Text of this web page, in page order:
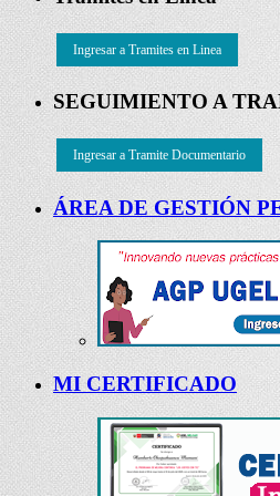
Ingresar a Tramites en Linea
SEGUIMIENTO A
Ingresar a Tramite Documentario
ÁREA DE GESTIÓN
MI CERTIFICADO